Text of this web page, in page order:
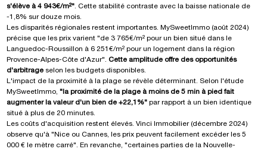
s'élève à 4 943€/m²". Cette stabilité contraste avec la baisse nationale de
-1,8% sur douze mois.
Les disparités régionales restent importantes. MySweetImmo (août 2024)
précise que les prix varient "de 3 765€/m² pour un bien situé dans le
Languedoc-Roussillon à 6 251€/m² pour un logement dans la région
Provence-Alpes-Côte d'Azur".Cette amplitude offre des opportunités
d'arbitrage selon les budgets disponibles.
L'impact de la proximité à la plage se révèle déterminant. Selon l'étude
MySweetImmo,"la proximité de la plage à moins de 5 min à pied fait
augmenter la valeur d'un bien de +22,1%" par rapport à un bien identique
situé à plus de 20 minutes.
Les coûts d'acquisition restent élevés. Vinci Immobilier (décembre 2024)
observe qu'à "Nice ou Cannes, les prix peuvent facilement excéder les 5
000 € le mètre carré". En revanche, "certaines parties de la Nouvelle-